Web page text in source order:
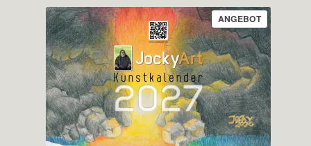
ANGEBOTPRODUKT
IM
ANGEBOT